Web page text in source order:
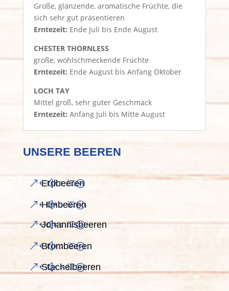
Große, glänzende, aromatische Früchte, die
sich sehr gut präsentieren
Erntezeit: Ende Juli bis Ende August
CHESTER THORNLESS
große, wohlschmeckende Früchte
Erntezeit: Ende August bis Anfang Oktober
LOCH TAY
Mittel groß, sehr guter Geschmack
Erntezeit: Anfang Juli bis Mitte August
UNSERE BEEREN
Erdbeeren
Himbeeren
Johannisbeeren
Brombeeren
Stachelbeeren